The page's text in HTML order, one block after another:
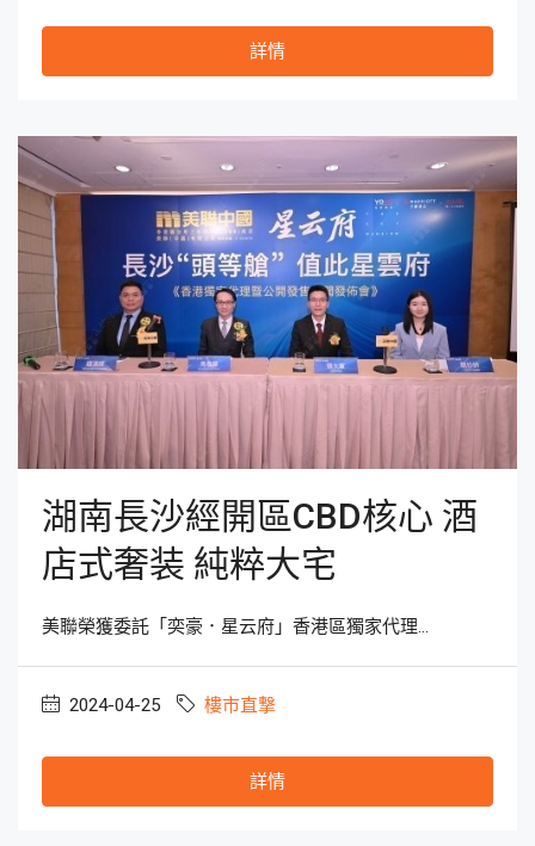
詳情
湖南長沙經開區CBD核心 酒
店式奢装 純粹大宅
美聯榮獲委託「奕豪．星云府」香港區獨家代理...
2024-04-25 樓市直撃
詳情